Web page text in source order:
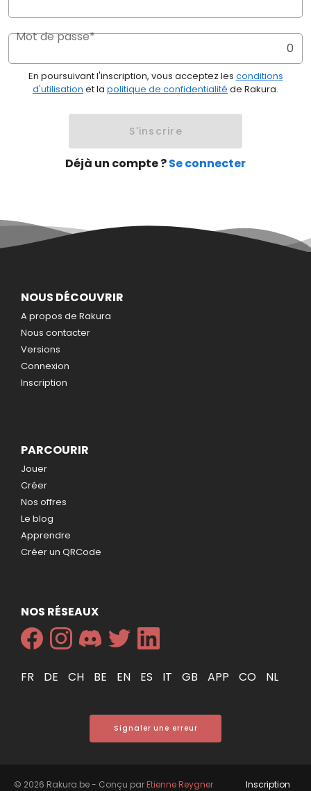
Mot de passe*
0
En poursuivant l'inscription, vous acceptez les conditions
d'utilisation et la politique de confidentialité de Rakura.
S'inscrire
Déjà un compte ?Se connecter
NOUS DÉCOUVRIR
A propos de Rakura
Nous contacter
Versions
Connexion
Inscription
PARCOURIR
Jouer
Créer
Nos offres
Le blog
Apprendre
Créer un QRCode
NOS RÉSEAUX
FR DE CH BE EN ES IT GB APP CO NL
Signaler une erreur
© 2026 Rakura.be - Conçu parEtienne Reygner Inscription